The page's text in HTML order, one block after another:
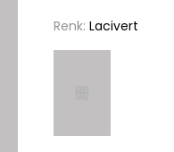
Renk: Lacivert